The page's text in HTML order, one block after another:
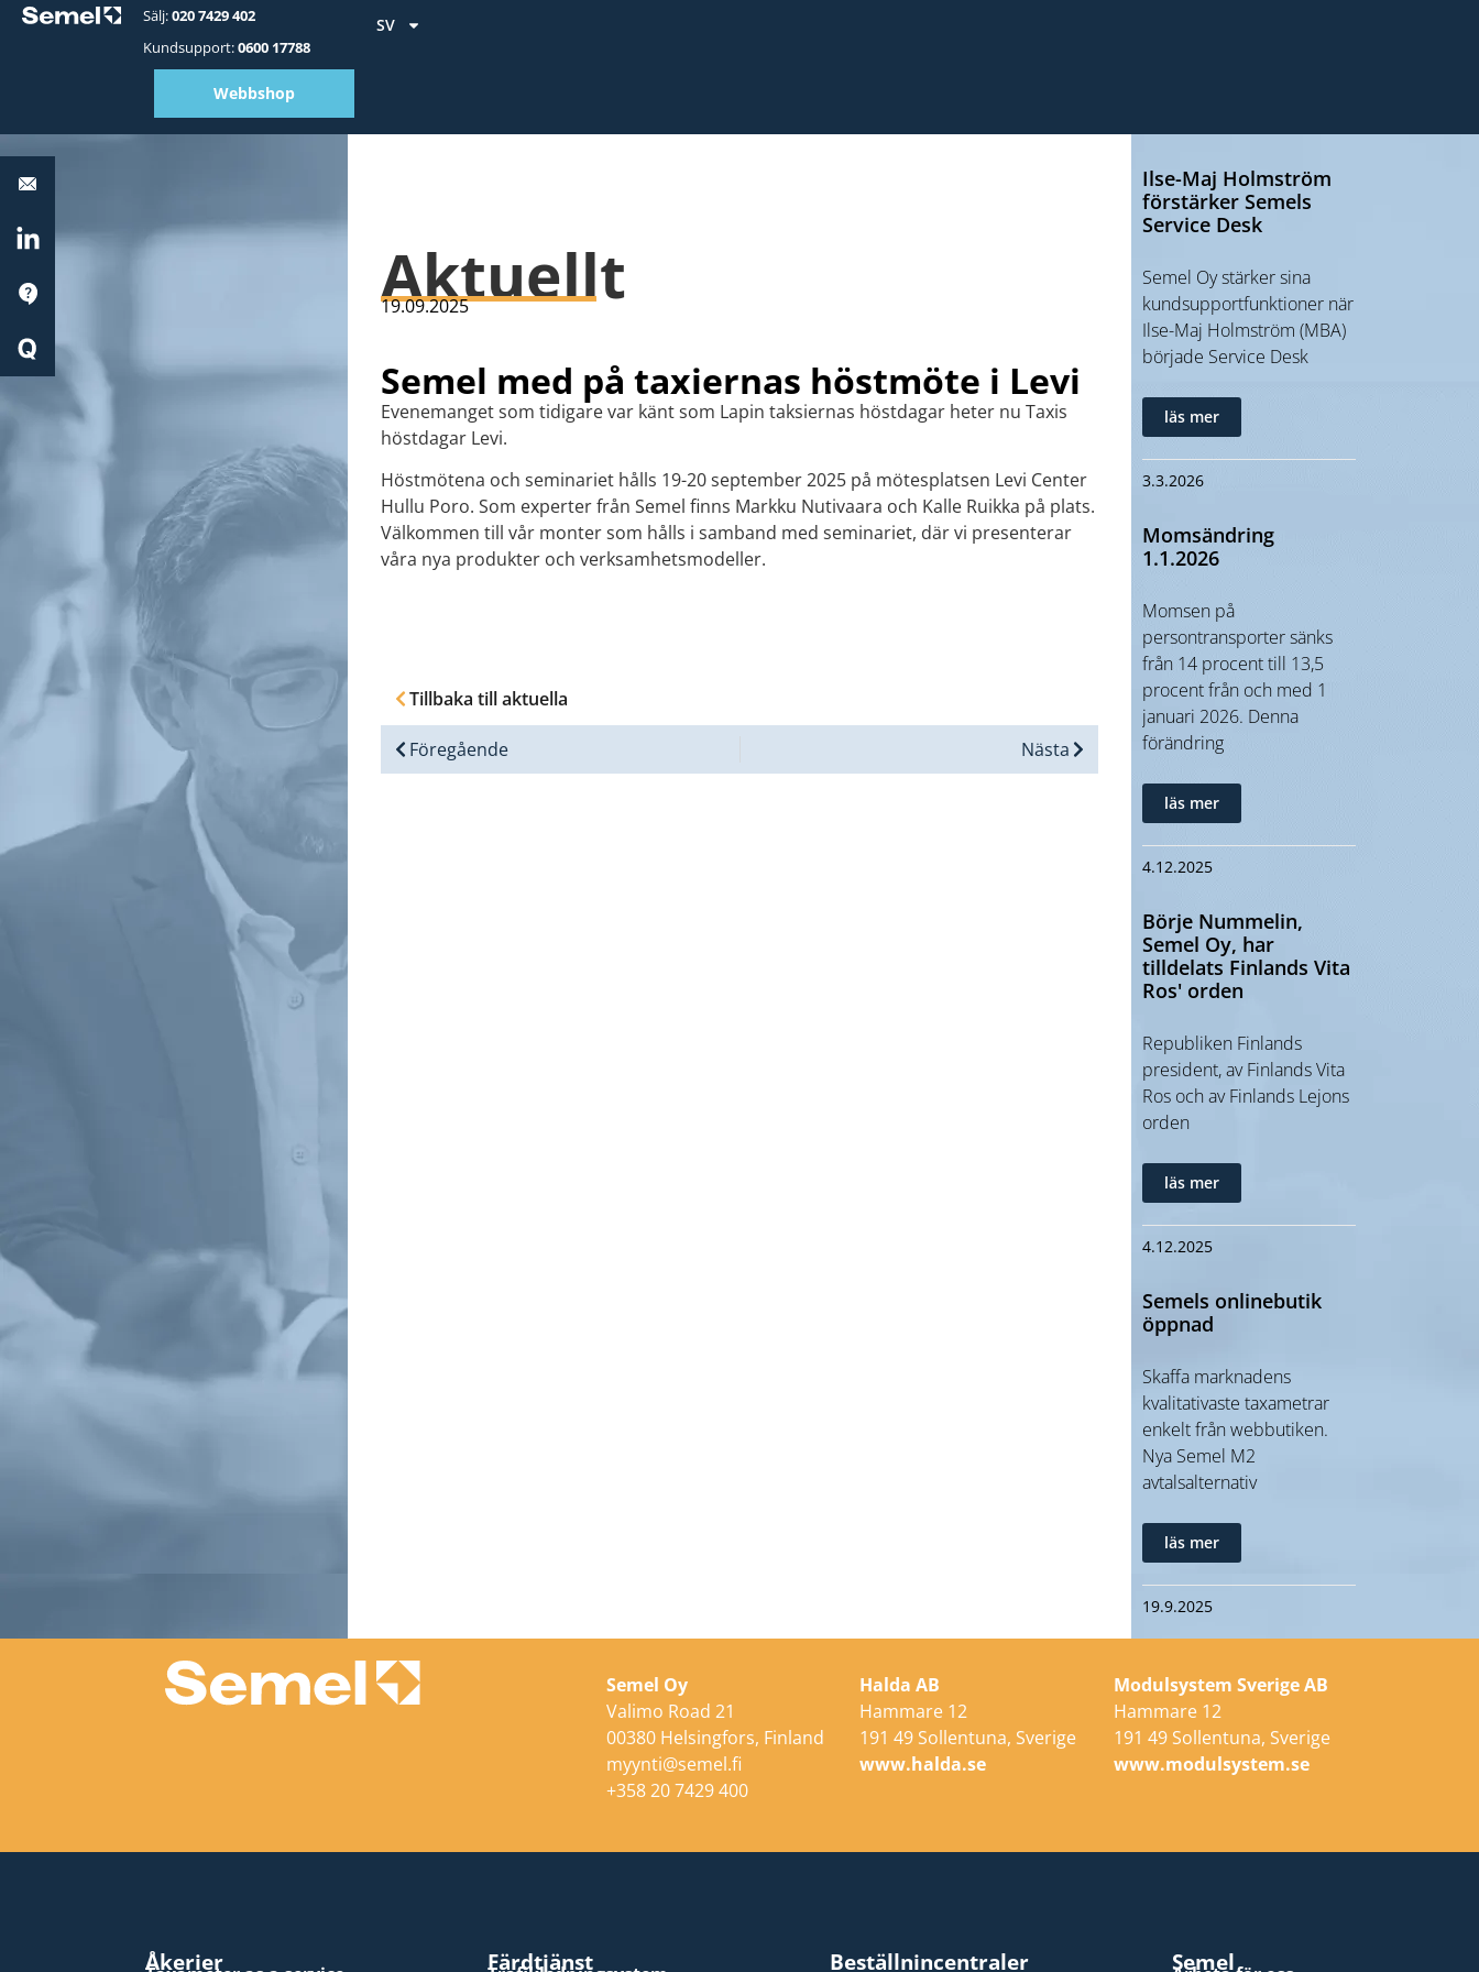
Sälj:020 7429 402
Kundsupport:0600 17788
Webbshop
SV
LinkedIn
Start
Aktuellt
19.09.2025
Semel med på taxiernas höstmöte i Levi
Evenemanget som tidigare var känt som Lapin taksiernas höstdagar heter nu Taxis
höstdagar Levi.
Höstmötena och seminariet hålls 19-20 september 2025 på mötesplatsen Levi Center
Hullu Poro. Som experter från Semel finns Markku Nutivaara och Kalle Ruikka på plats.
Välkommen till vår monter som hålls i samband med seminariet, där vi presenterar
våra nya produkter och verksamhetsmodeller.
Tillbaka till aktuella
Föregående Nästa
Ilse-Maj Holmström
förstärker Semels
Service Desk
Semel Oy stärker sina
kundsupportfunktioner när
Ilse-Maj Holmström (MBA)
började Service Desk
läs mer
3.3.2026
Momsändring
1.1.2026
Momsen på
persontransporter sänks
från 14 procent till 13,5
procent från och med 1
januari 2026. Denna
förändring
läs mer
4.12.2025
Börje Nummelin,
Semel Oy, har
tilldelats Finlands Vita
Ros' orden
Republiken Finlands
president, av Finlands Vita
Ros och av Finlands Lejons
orden
läs mer
4.12.2025
Semels onlinebutik
öppnad
Skaffa marknadens
kvalitativaste taxametrar
enkelt från webbutiken.
Nya Semel M2
avtalsalternativ
läs mer
19.9.2025
Semel Oy
Valimo Road 21
00380 Helsingfors, Finland
myynti@semel.fi
+358 20 7429 400
Halda AB
Hammare 12
191 49 Sollentuna, Sverige
www.halda.se
Modulsystem Sverige AB
Hammare 12
191 49 Sollentuna, Sverige
www.modulsystem.se
Åkerier Färdtjänst Beställnincentraler Semel